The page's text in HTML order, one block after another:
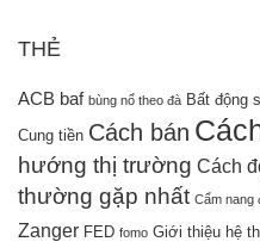
THẺ
ACB baf bùng nổ theo đà Bất động
Cung tiền Cách bán
hướng thị trường Cách
thường gặp nhất Cẩm nang
Zanger FED fomo Giới thiệu hệ